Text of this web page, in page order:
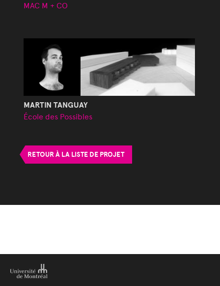
MAC M + CO
MARTIN TANGUAY
École des Possibles
RETOUR À LA LISTE DE PROJET